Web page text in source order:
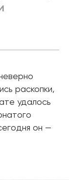
раскопки,
удалось
он —